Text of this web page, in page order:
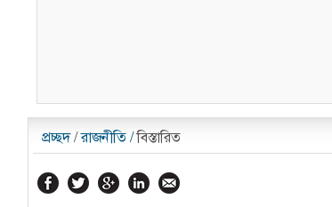
প্রচ্ছদ/রাজনীতি/বিস্তারিত